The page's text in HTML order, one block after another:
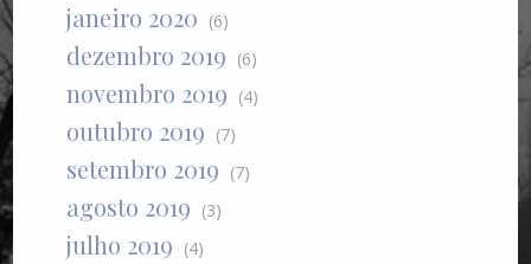
janeiro 2020 (6)
dezembro 2019 (6)
novembro 2019 (4)
outubro 2019 (7)
setembro 2019 (7)
agosto 2019 (3)
julho 2019 (4)